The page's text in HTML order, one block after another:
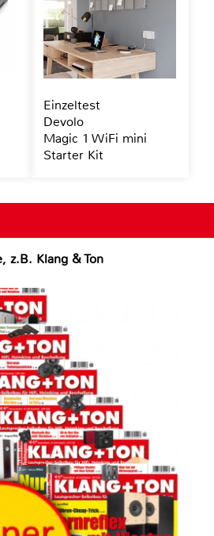
z.B. Klang & Ton
Einzeltest
Devolo
Magic 1 WiFi mini
Starter Kit